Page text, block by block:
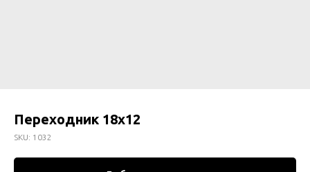
Переходник 18х12
SKU: 1032